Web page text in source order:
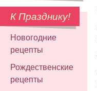
К Празднику!
Новогодние
рецепты
Рождественские
рецепты